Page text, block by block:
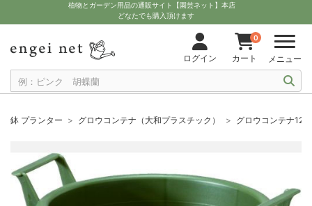
植物とガーデン用品の通販サイト【園芸ネット】本店
どなたでも購入頂けます
ログイン
0
カート メニュー
鉢 プランター グロウコンテナ（大和プラスチック） グロウコンテナ12